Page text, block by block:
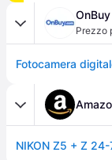
OnBuy
Prezzo
NIKON Z5 + Z